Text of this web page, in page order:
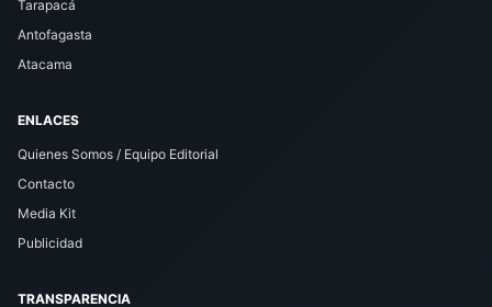
Tarapacá
Antofagasta
Atacama
ENLACES
Quienes Somos / Equipo Editorial
Contacto
Media Kit
Publicidad
TRANSPARENCIA